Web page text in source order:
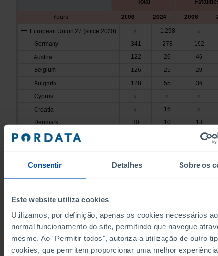
Consentir Detalhes Sobre os
Este website utiliza cookies
Utilizamos, por definição, apenas os cookies necessários ao
normal funcionamento do site, permitindo que navegue
mesmo. Ao "Permitir todos", autoriza a utilização de outro
cookies, que permitem proporcionar uma melhor
Total
Years 2006 2024 2006
European Union 27 (since 2020) x 1,298 x
Germany 341 278
192
Austria
122 26
46
Belgium
126 25
20
Bulgaria
128 55
36
Cyprus
x x x
Croatia x 16 x
Denmark 30 10
18
Slovakia
103
Spain
France
Greece
89 7
38
Hungary
138 75
63
Ireland
1 1
0
Italy
154 86
79